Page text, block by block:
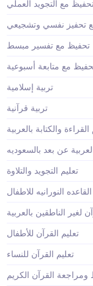
مع التجويد العملي
تحفيز نفسي وتشجيعي
تحفيظ مع تفسير مبسط
مع متابعة أسبوعية
تربية إسلامية
تربية قرآنية
والكتابة بالعربية
عن بعد بالسعوديه
تعليم التجويد والتلاوة
النورانيه للاطفال
لغير الناطقين بالعربية
تعليم القرآن للأطفال
تعليم القرآن للنساء
القرآن الكريم